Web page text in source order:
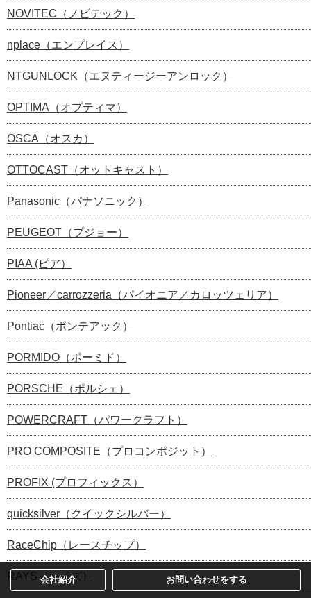
NOVITEC（ノビテック）
nplace（エンプレイス）
NTGUNLOCK（エヌティージーアンロック）
OPTIMA（オプティマ）
OSCA（オスカ）
OTTOCAST（オットキャスト）
Panasonic（パナソニック）
PEUGEOT（プジョー）
PIAA (ピア）
Pioneer／carrozzeria（パイオニア／カロッツェリア）
Pontiac（ポンテアック）
PORMIDO（ポーミド）
PORSCHE（ポルシェ）
POWERCRAFT（パワークラフト）
PRO COMPOSITE（プロコンポジット）
PROFIX (プロフィックス）
quicksilver（クイックシルバー）
RaceChip（レースチップ）
RAYS（レイズ）
会社紹介 お問い合わせをする